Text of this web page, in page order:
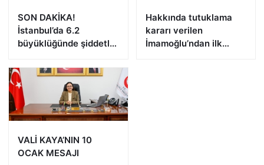
SON DAKİKA!
İstanbul’da 6.2
büyüklüğünde şiddetli
Hakkında tutuklama
kararı verilen
İmamoğlu’ndan ilk
VALİ KAYA’NIN 10
OCAK MESAJI